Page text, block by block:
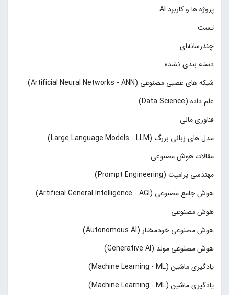
پروژه ها و کاربرد AI
تست
چند‌‌رسانه‌ای
دسته بندی نشده
شبکه های عصبی مصنوعی (Artificial Neural Networks - ANN)
علم داده (Data Science)
فناوری مالی
مدل های زبانی بزرگ (Large Language Models - LLM)
مقالات هوش مصنوعی
مهندسی پرامپت (Prompt Engineering)
هوش جامع مصنوعی (Artificial General Intelligence - AGI)
هوش مصنوعی
هوش مصنوعی خودمختار (Autonomous AI)
هوش مصنوعی مولد (Generative AI)
یادگیری ماشین (Machine Learning - ML)
یادگیری ماشین (Machine Learning - ML)